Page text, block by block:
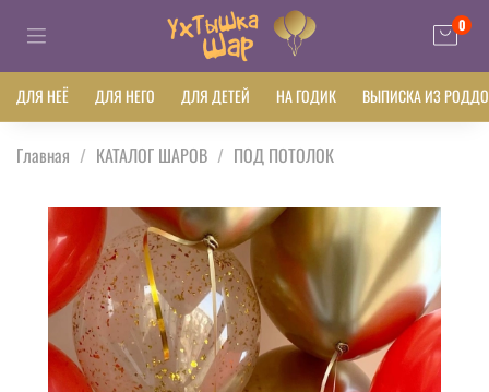
0
ДЛЯ НЕЁ ДЛЯ НЕГО ДЛЯ ДЕТЕЙ НА ГОДИК ВЫПИСКА ИЗ
Главная КАТАЛОГ ШАРОВ ПОД ПОТОЛОК